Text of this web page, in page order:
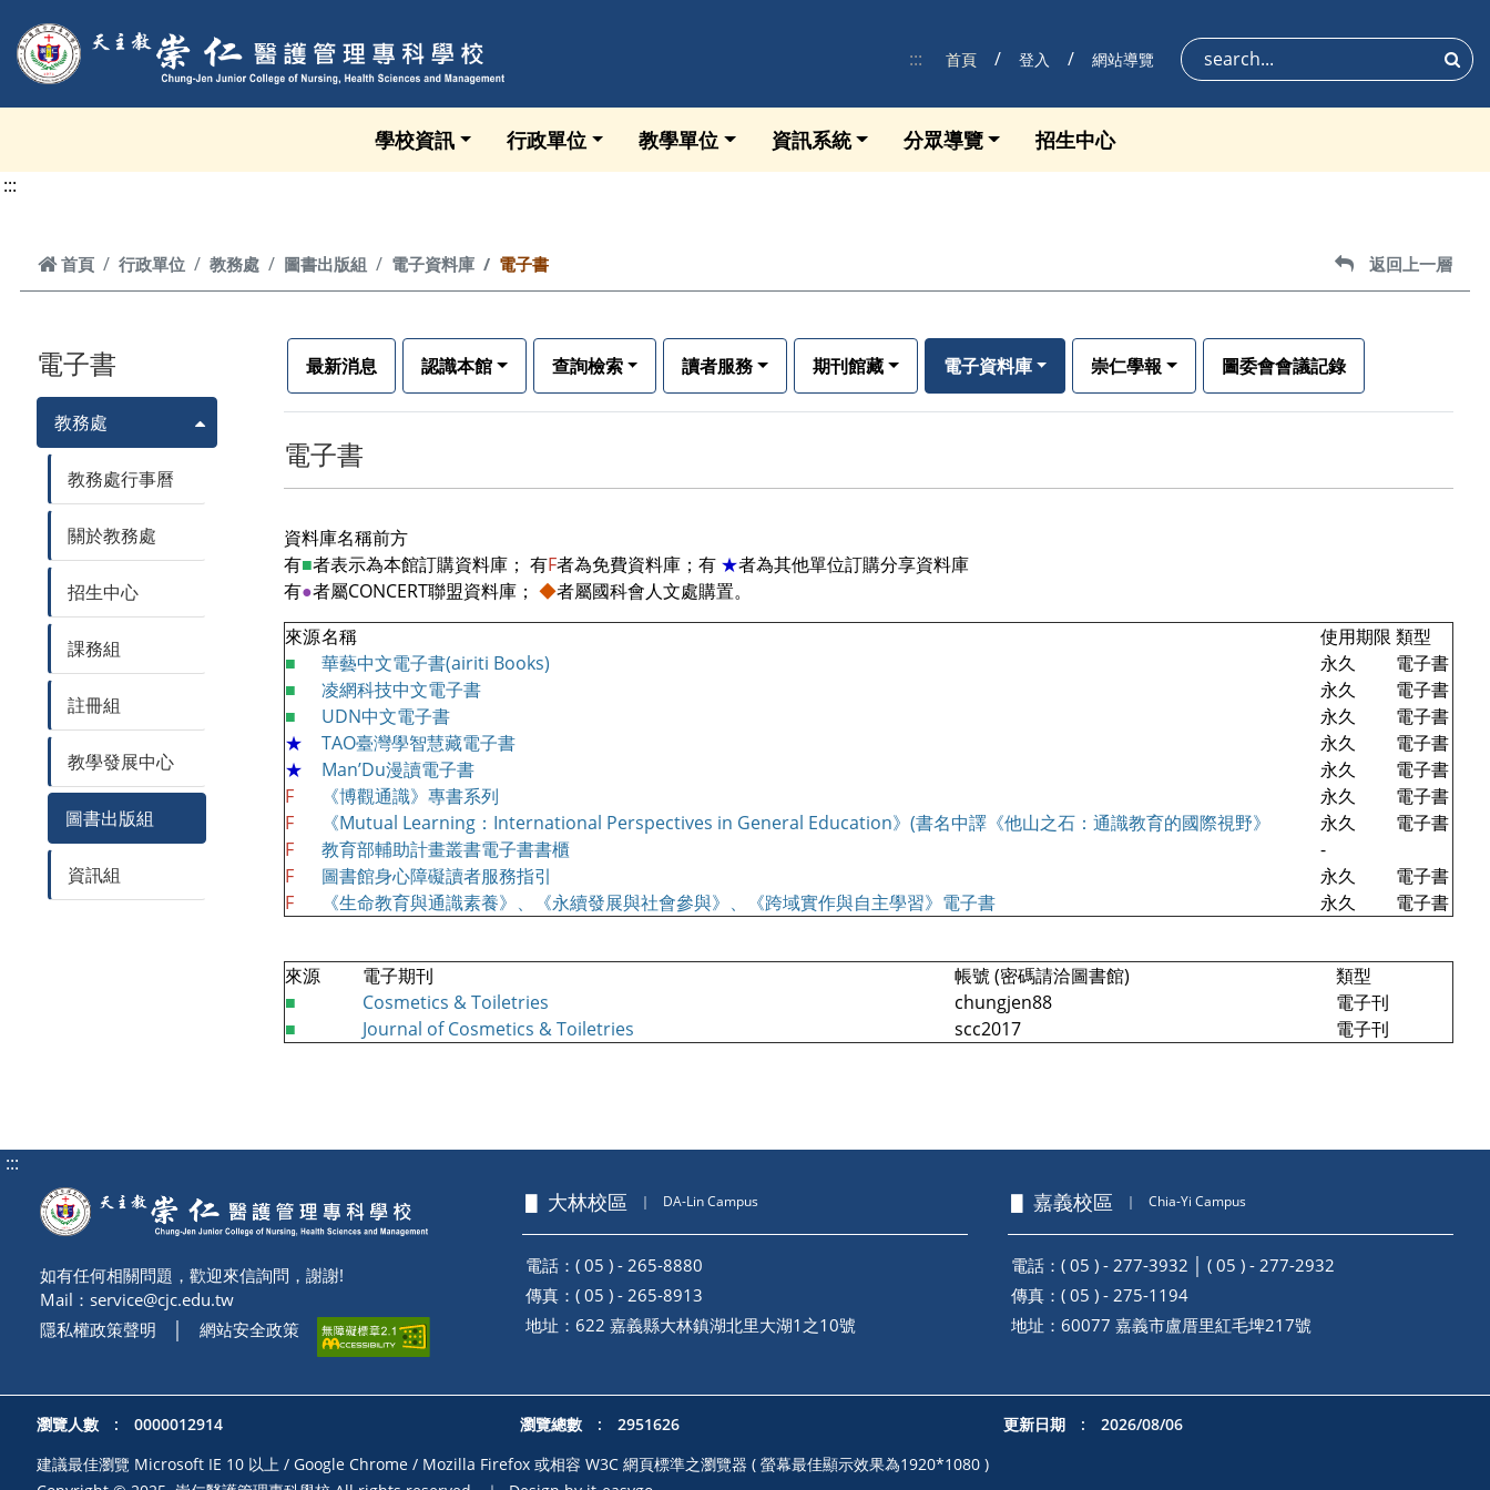
:::
首頁 登入 網站導覽 搜尋
學校資訊 行政單位 教學單位 資訊系統 分眾導覽 招生中心
:::
首頁
首頁 行政單位 教務處 圖書出版組 電子資料庫 電子書 返回上一層
返回上一層
電子書
教務處
教務處行事曆
關於教務處
招生中心
課務組
註冊組
教學發展中心
圖書出版組
資訊組
最新消息 認識本館 查詢檢索 讀者服務 期刊館藏 電子資料庫 崇仁學報 圖委會會議記錄
電子書
資料庫名稱前方
有■者表示為本館訂購資料庫； 有F者為免費資料庫；有 ★者為其他單位訂購分享資料庫
有●者屬CONCERT聯盟資料庫； ◆者屬國科會人文處購置。
來源名稱 使用期限 類型
■
華藝中文電子書(airiti Books) 永久
電子書
■
凌網科技中文電子書 永久
電子書
■
UDN中文電子書 永久
電子書
★
TAO臺灣學智慧藏電子書 永久
電子書
★
Man’Du漫讀電子書 永久
電子書
F
《博觀通識》專書系列 永久
電子書
F
《Mutual Learning：International Perspectives in General Education》(書名中譯《他山之石：通識教育的國際視野》 永久
電子書
F
教育部輔助計畫叢書電子書書櫃
-
F
圖書館身心障礙讀者服務指引 永久
電子書
F
《生命教育與通識素養》、《永續發展與社會參與》、《跨域實作與自主學習》電子書 永久 電子書
來源 電子期刊 帳號 (密碼請洽圖書館)
類型
■
Cosmetics & Toiletries chungjen88
電子刊
■
Journal of Cosmetics & Toiletries scc2017 電子刊
:::
如有任何相關問題，歡迎來信詢問，謝謝!
Mail： service@cjc.edu.tw
隱私權政策聲明
網站安全政策
▋ 大林校區 ｜ DA-Lin Campus
電話：( 05 ) - 265-8880
傳真：( 05 ) - 265-8913
地址： 622 嘉義縣大林鎮湖北里大湖1之10號
▋ 嘉義校區 ｜ Chia-Yi Campus
電話：( 05 ) - 277-3932 │ ( 05 ) - 277-2932
傳真：( 05 ) - 275-1194
地址： 60077 嘉義市盧厝里紅毛埤217號
瀏覽人數 : 0000012914 瀏覽總數 : 2951626
更新日期 : 2026/08/06
建議最佳瀏覽 Microsoft IE 10 以上 / Google Chrome / Mozilla Firefox 或相容 W3C 網頁標準之瀏覽器 ( 螢幕最佳顯示效果為1920*1080 )